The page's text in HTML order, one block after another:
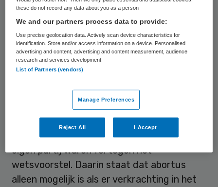
voorbereid, is uit protest afgetreden. De
oud-burgemeester van Madrid voelt zich
door Rajoy voor schut gezet. Hij is niet
alleen uit de regering gestapt, maar geeft
ook zijn zetel in het parlement en zijn
Verkrachting
De oppositie en ook een deel van Rajoy’s
eigen partij waren fel tegen het
wetsvoorstel. Daarin staat dat abortus
alleen mogelijk is als er verkrachting in het
these do not record any data about you as a person
We and our partners process data to provide:
Use precise geolocation data. Actively scan device characteristics for
identification. Store and/or access information on a device. Personalised
advertising and content, advertising and content measurement, audience
research and services development.
List of Partners (vendors)
Manage Preferences
Reject All I Accept